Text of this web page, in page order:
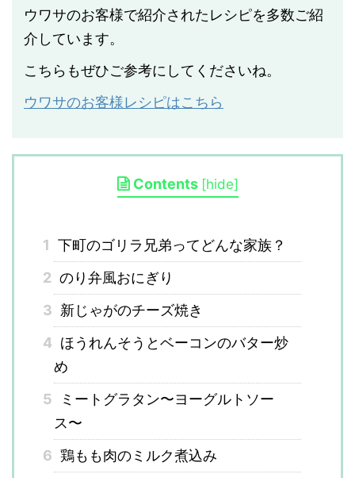
ウワサのお客様で紹介されたレシピを多数ご紹
介しています。
こちらもぜひご参考にしてくださいね。
ウワサのお客様レシピはこちら
Contents [hide]
1 下町のゴリラ兄弟ってどんな家族？
2 のり弁風おにぎり
3 新じゃがのチーズ焼き
4 ほうれんそうとベーコンのバター炒
め
5
ミートグラタン〜ヨーグルトソー
ス〜
6 鶏もも肉のミルク煮込み